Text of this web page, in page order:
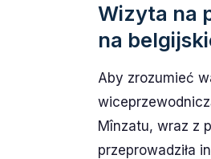
Wizyta na
na
Aby zrozumieć
Mînzatu, wraz z
przeprowadziła